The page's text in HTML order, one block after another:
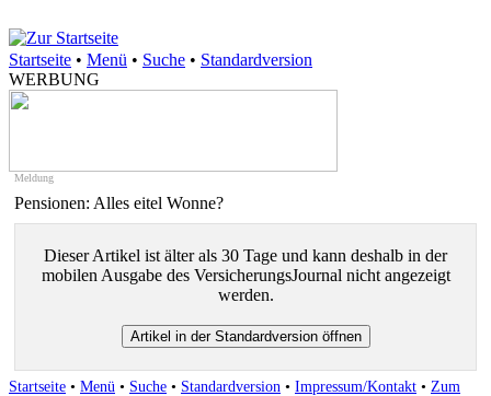
Startseite • Menü • Suche • Standardversion
WERBUNG
Meldung
Pensionen: Alles eitel Wonne?
Dieser Artikel ist älter als 30 Tage und kann deshalb in der
mobilen Ausgabe des VersicherungsJournal nicht angezeigt
werden.
Startseite • Menü • Suche • Standardversion • Impressum/Kontakt • Zum